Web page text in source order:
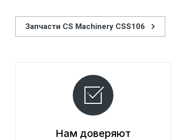
Запчасти CS Machinery CSS106
Нам доверяют